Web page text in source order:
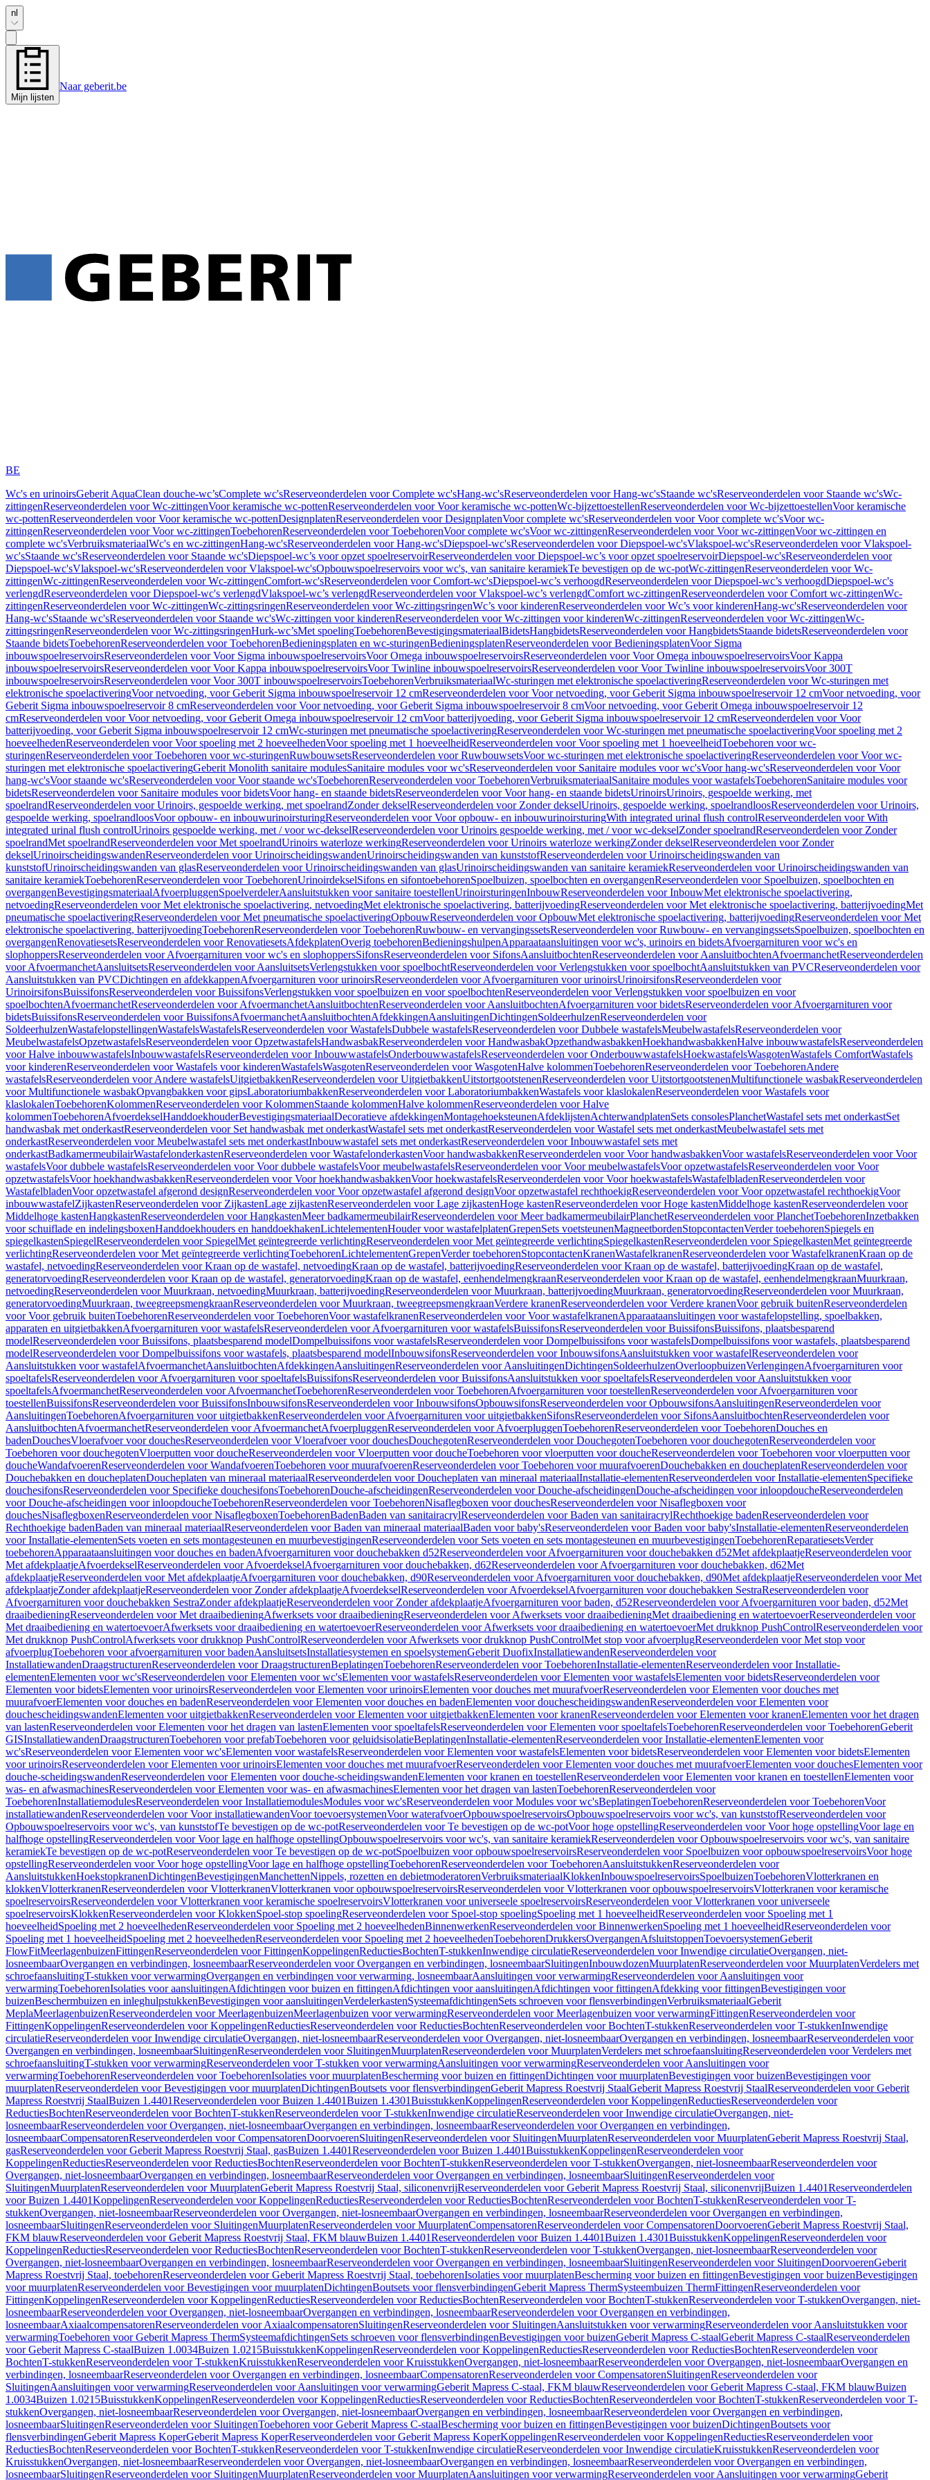
nl
Mijn lijsten
Naar geberit.be
BE
Wc's en urinoirsGeberit AquaClean douche-wc’sComplete wc'sReserveonderdelen voor Complete wc'sHang-wc'sReserveonderdelen voor Hang-wc'sStaande wc'sReserveonderdelen voor Staande wc'sWc-
zittingenReserveonderdelen voor Wc-zittingenVoor keramische wc-pottenReserveonderdelen voor Voor keramische wc-pottenWc-bijzettoestellenReserveonderdelen voor Wc-bijzettoestellenVoor keramische
wc-pottenReserveonderdelen voor Voor keramische wc-pottenDesignplatenReserveonderdelen voor DesignplatenVoor complete wc'sReserveonderdelen voor Voor complete wc'sVoor wc-
zittingenReserveonderdelen voor Voor wc-zittingenToebehorenReserveonderdelen voor ToebehorenVoor complete wc'sVoor wc-zittingenReserveonderdelen voor Voor wc-zittingenVoor wc-zittingen en
complete wc'sVerbruiksmateriaalWc's en wc-zittingenHang-wc'sReserveonderdelen voor Hang-wc'sDiepspoel-wc'sReserveonderdelen voor Diepspoel-wc'sVlakspoel-wc'sReserveonderdelen voor Vlakspoel-
wc'sStaande wc'sReserveonderdelen voor Staande wc'sDiepspoel-wc’s voor opzet spoelreservoirReserveonderdelen voor Diepspoel-wc’s voor opzet spoelreservoirDiepspoel-wc'sReserveonderdelen voor
Diepspoel-wc'sVlakspoel-wc'sReserveonderdelen voor Vlakspoel-wc'sOpbouwspoelreservoirs voor wc's, van sanitaire keramiekTe bevestigen op de wc-potWc-zittingenReserveonderdelen voor Wc-
zittingenWc-zittingenReserveonderdelen voor Wc-zittingenComfort-wc'sReserveonderdelen voor Comfort-wc'sDiepspoel-wc’s verhoogdReserveonderdelen voor Diepspoel-wc’s verhoogdDiepspoel-wc's
verlengdReserveonderdelen voor Diepspoel-wc's verlengdVlakspoel-wc’s verlengdReserveonderdelen voor Vlakspoel-wc’s verlengdComfort wc-zittingenReserveonderdelen voor Comfort wc-zittingenWc-
zittingenReserveonderdelen voor Wc-zittingenWc-zittingsringenReserveonderdelen voor Wc-zittingsringenWc’s voor kinderenReserveonderdelen voor Wc’s voor kinderenHang-wc'sReserveonderdelen voor
Hang-wc'sStaande wc'sReserveonderdelen voor Staande wc'sWc-zittingen voor kinderenReserveonderdelen voor Wc-zittingen voor kinderenWc-zittingenReserveonderdelen voor Wc-zittingenWc-
zittingsringenReserveonderdelen voor Wc-zittingsringenHurk-wc’sMet spoelingToebehorenBevestigingsmateriaalBidetsHangbidetsReserveonderdelen voor HangbidetsStaande bidetsReserveonderdelen voor
Staande bidetsToebehorenReserveonderdelen voor ToebehorenBedieningsplaten en wc-sturingenBedieningsplatenReserveonderdelen voor BedieningsplatenVoor Sigma
inbouwspoelreservoirsReserveonderdelen voor Voor Sigma inbouwspoelreservoirsVoor Omega inbouwspoelreservoirsReserveonderdelen voor Voor Omega inbouwspoelreservoirsVoor Kappa
inbouwspoelreservoirsReserveonderdelen voor Voor Kappa inbouwspoelreservoirsVoor Twinline inbouwspoelreservoirsReserveonderdelen voor Voor Twinline inbouwspoelreservoirsVoor 300T
inbouwspoelreservoirsReserveonderdelen voor Voor 300T inbouwspoelreservoirsToebehorenVerbruiksmateriaalWc-sturingen met elektronische spoelactiveringReserveonderdelen voor Wc-sturingen met
elektronische spoelactiveringVoor netvoeding, voor Geberit Sigma inbouwspoelreservoir 12 cmReserveonderdelen voor Voor netvoeding, voor Geberit Sigma inbouwspoelreservoir 12 cmVoor netvoeding, voor
Geberit Sigma inbouwspoelreservoir 8 cmReserveonderdelen voor Voor netvoeding, voor Geberit Sigma inbouwspoelreservoir 8 cmVoor netvoeding, voor Geberit Omega inbouwspoelreservoir 12
cmReserveonderdelen voor Voor netvoeding, voor Geberit Omega inbouwspoelreservoir 12 cmVoor batterijvoeding, voor Geberit Sigma inbouwspoelreservoir 12 cmReserveonderdelen voor Voor
batterijvoeding, voor Geberit Sigma inbouwspoelreservoir 12 cmWc-sturingen met pneumatische spoelactiveringReserveonderdelen voor Wc-sturingen met pneumatische spoelactiveringVoor spoeling met 2
hoeveelhedenReserveonderdelen voor Voor spoeling met 2 hoeveelhedenVoor spoeling met 1 hoeveelheidReserveonderdelen voor Voor spoeling met 1 hoeveelheidToebehoren voor wc-
sturingenReserveonderdelen voor Toebehoren voor wc-sturingenRuwbouwsetsReserveonderdelen voor RuwbouwsetsVoor wc-sturingen met elektronische spoelactiveringReserveonderdelen voor Voor wc-
sturingen met elektronische spoelactiveringGeberit Monolith sanitaire modulesSanitaire modules voor wc'sReserveonderdelen voor Sanitaire modules voor wc'sVoor hang-wc'sReserveonderdelen voor Voor
hang-wc'sVoor staande wc'sReserveonderdelen voor Voor staande wc'sToebehorenReserveonderdelen voor ToebehorenVerbruiksmateriaalSanitaire modules voor wastafelsToebehorenSanitaire modules voor
bidetsReserveonderdelen voor Sanitaire modules voor bidetsVoor hang- en staande bidetsReserveonderdelen voor Voor hang- en staande bidetsUrinoirsUrinoirs, gespoelde werking, met
spoelrandReserveonderdelen voor Urinoirs, gespoelde werking, met spoelrandZonder dekselReserveonderdelen voor Zonder dekselUrinoirs, gespoelde werking, spoelrandloosReserveonderdelen voor Urinoirs,
gespoelde werking, spoelrandloosVoor opbouw- en inbouwurinoirsturingReserveonderdelen voor Voor opbouw- en inbouwurinoirsturingWith integrated urinal flush controlReserveonderdelen voor With
integrated urinal flush controlUrinoirs gespoelde werking, met / voor wc-dekselReserveonderdelen voor Urinoirs gespoelde werking, met / voor wc-dekselZonder spoelrandReserveonderdelen voor Zonder
spoelrandMet spoelrandReserveonderdelen voor Met spoelrandUrinoirs waterloze werkingReserveonderdelen voor Urinoirs waterloze werkingZonder dekselReserveonderdelen voor Zonder
dekselUrinoirscheidingswandenReserveonderdelen voor UrinoirscheidingswandenUrinoirscheidingswanden van kunststofReserveonderdelen voor Urinoirscheidingswanden van
kunststofUrinoirscheidingswanden van glasReserveonderdelen voor Urinoirscheidingswanden van glasUrinoirscheidingswanden van sanitaire keramiekReserveonderdelen voor Urinoirscheidingswanden van
sanitaire keramiekToebehorenReserveonderdelen voor ToebehorenUrinoirdekselSifons en sifontoebehorenSpoelbuizen, spoelbochten en overgangenReserveonderdelen voor Spoelbuizen, spoelbochten en
overgangenBevestigingsmateriaalAfvoerpluggenSpoelverdelerAansluitstukken voor sanitaire toestellenUrinoirsturingenInbouwReserveonderdelen voor InbouwMet elektronische spoelactivering,
netvoedingReserveonderdelen voor Met elektronische spoelactivering, netvoedingMet elektronische spoelactivering, batterijvoedingReserveonderdelen voor Met elektronische spoelactivering, batterijvoedingMet
pneumatische spoelactiveringReserveonderdelen voor Met pneumatische spoelactiveringOpbouwReserveonderdelen voor OpbouwMet elektronische spoelactivering, batterijvoedingReserveonderdelen voor Met
elektronische spoelactivering, batterijvoedingToebehorenReserveonderdelen voor ToebehorenRuwbouw- en vervangingssetsReserveonderdelen voor Ruwbouw- en vervangingssetsSpoelbuizen, spoelbochten en
overgangenRenovatiesetsReserveonderdelen voor RenovatiesetsAfdekplatenOverig toebehorenBedieningshulpenApparaataansluitingen voor wc's, urinoirs en bidetsAfvoergarnituren voor wc's en
slophoppersReserveonderdelen voor Afvoergarnituren voor wc's en slophoppersSifonsReserveonderdelen voor SifonsAansluitbochtenReserveonderdelen voor AansluitbochtenAfvoermanchetReserveonderdelen
voor AfvoermanchetAansluitsetsReserveonderdelen voor AansluitsetsVerlengstukken voor spoelbochtReserveonderdelen voor Verlengstukken voor spoelbochtAansluitstukken van PVCReserveonderdelen voor
Aansluitstukken van PVCDichtingen en afdekkappenAfvoergarnituren voor urinoirsReserveonderdelen voor Afvoergarnituren voor urinoirsUrinoirsifonsReserveonderdelen voor
UrinoirsifonsBuissifonsReserveonderdelen voor BuissifonsVerlengstukken voor spoelbuizen en voor spoelbochtenReserveonderdelen voor Verlengstukken voor spoelbuizen en voor
spoelbochtenAfvoermanchetReserveonderdelen voor AfvoermanchetAansluitbochtenReserveonderdelen voor AansluitbochtenAfvoergarnituren voor bidetsReserveonderdelen voor Afvoergarnituren voor
bidetsBuissifonsReserveonderdelen voor BuissifonsAfvoermanchetAansluitbochtenAfdekkingenAansluitingenDichtingenSoldeerhulzenReserveonderdelen voor
SoldeerhulzenWastafelopstellingenWastafelsWastafelsReserveonderdelen voor WastafelsDubbele wastafelsReserveonderdelen voor Dubbele wastafelsMeubelwastafelsReserveonderdelen voor
MeubelwastafelsOpzetwastafelsReserveonderdelen voor OpzetwastafelsHandwasbakReserveonderdelen voor HandwasbakOpzethandwasbakkenHoekhandwasbakkenHalve inbouwwastafelsReserveonderdelen
voor Halve inbouwwastafelsInbouwwastafelsReserveonderdelen voor InbouwwastafelsOnderbouwwastafelsReserveonderdelen voor OnderbouwwastafelsHoekwastafelsWasgotenWastafels ComfortWastafels
voor kinderenReserveonderdelen voor Wastafels voor kinderenWastafelsWasgotenReserveonderdelen voor WasgotenHalve kolommenToebehorenReserveonderdelen voor ToebehorenAndere
wastafelsReserveonderdelen voor Andere wastafelsUitgietbakkenReserveonderdelen voor UitgietbakkenUitstortgootstenenReserveonderdelen voor UitstortgootstenenMultifunctionele wasbakReserveonderdelen
voor Multifunctionele wasbakOpvangbakken voor gipsLaboratoriumbakkenReserveonderdelen voor LaboratoriumbakkenWastafels voor klaslokalenReserveonderdelen voor Wastafels voor
klaslokalenToebehorenKolommenReserveonderdelen voor KolommenStaande kolommenHalve kolommenReserveonderdelen voor Halve
kolommenToebehorenAfvoerdekselHanddoekhouderBevestigingsmateriaalDecoratieve afdekkingenMontagehoeksteunenAfdeklijstenAchterwandplatenSets consolesPlanchetWastafel sets met onderkastSet
handwasbak met onderkastReserveonderdelen voor Set handwasbak met onderkastWastafel sets met onderkastReserveonderdelen voor Wastafel sets met onderkastMeubelwastafel sets met
onderkastReserveonderdelen voor Meubelwastafel sets met onderkastInbouwwastafel sets met onderkastReserveonderdelen voor Inbouwwastafel sets met
onderkastBadkamermeubilairWastafelonderkastenReserveonderdelen voor WastafelonderkastenVoor handwasbakkenReserveonderdelen voor Voor handwasbakkenVoor wastafelsReserveonderdelen voor Voor
wastafelsVoor dubbele wastafelsReserveonderdelen voor Voor dubbele wastafelsVoor meubelwastafelsReserveonderdelen voor Voor meubelwastafelsVoor opzetwastafelsReserveonderdelen voor Voor
opzetwastafelsVoor hoekhandwasbakkenReserveonderdelen voor Voor hoekhandwasbakkenVoor hoekwastafelsReserveonderdelen voor Voor hoekwastafelsWastafelbladenReserveonderdelen voor
WastafelbladenVoor opzetwastafel afgerond designReserveonderdelen voor Voor opzetwastafel afgerond designVoor opzetwastafel rechthoekigReserveonderdelen voor Voor opzetwastafel rechthoekigVoor
inbouwwastafelZijkastenReserveonderdelen voor ZijkastenLage zijkastenReserveonderdelen voor Lage zijkastenHoge kastenReserveonderdelen voor Hoge kastenMiddelhoge kastenReserveonderdelen voor
Middelhoge kastenHangkastenReserveonderdelen voor HangkastenMeer badkamermeubilairReserveonderdelen voor Meer badkamermeubilairPlanchetReserveonderdelen voor PlanchetToebehorenInzetbakken
voor schuiflade en indelingsboxenHanddoekhouders en handdoekhakenLichtelementenHouder voor wastafelplatenGrepenSets voetsteunenMagneetbordenStopcontactenVerder toebehorenSpiegels en
spiegelkastenSpiegelReserveonderdelen voor SpiegelMet geïntegreerde verlichtingReserveonderdelen voor Met geïntegreerde verlichtingSpiegelkastenReserveonderdelen voor SpiegelkastenMet geïntegreerde
verlichtingReserveonderdelen voor Met geïntegreerde verlichtingToebehorenLichtelementenGrepenVerder toebehorenStopcontactenKranenWastafelkranenReserveonderdelen voor WastafelkranenKraan op de
wastafel, netvoedingReserveonderdelen voor Kraan op de wastafel, netvoedingKraan op de wastafel, batterijvoedingReserveonderdelen voor Kraan op de wastafel, batterijvoedingKraan op de wastafel,
generatorvoedingReserveonderdelen voor Kraan op de wastafel, generatorvoedingKraan op de wastafel, eenhendelmengkraanReserveonderdelen voor Kraan op de wastafel, eenhendelmengkraanMuurkraan,
netvoedingReserveonderdelen voor Muurkraan, netvoedingMuurkraan, batterijvoedingReserveonderdelen voor Muurkraan, batterijvoedingMuurkraan, generatorvoedingReserveonderdelen voor Muurkraan,
generatorvoedingMuurkraan, tweegreepsmengkraanReserveonderdelen voor Muurkraan, tweegreepsmengkraanVerdere kranenReserveonderdelen voor Verdere kranenVoor gebruik buitenReserveonderdelen
voor Voor gebruik buitenToebehorenReserveonderdelen voor ToebehorenVoor wastafelkranenReserveonderdelen voor Voor wastafelkranenApparaataansluitingen voor wastafelopstelling, spoelbakken,
apparaten en uitgietbakkenAfvoergarnituren voor wastafelsReserveonderdelen voor Afvoergarnituren voor wastafelsBuissifonsReserveonderdelen voor BuissifonsBuissifons, plaatsbesparend
modelReserveonderdelen voor Buissifons, plaatsbesparend modelDompelbuissifons voor wastafelsReserveonderdelen voor Dompelbuissifons voor wastafelsDompelbuissifons voor wastafels, plaatsbesparend
modelReserveonderdelen voor Dompelbuissifons voor wastafels, plaatsbesparend modelInbouwsifonsReserveonderdelen voor InbouwsifonsAansluitstukken voor wastafelReserveonderdelen voor
Aansluitstukken voor wastafelAfvoermanchetAansluitbochtenAfdekkingenAansluitingenReserveonderdelen voor AansluitingenDichtingenSoldeerhulzenOverloopbuizenVerlengingenAfvoergarnituren voor
spoeltafelsReserveonderdelen voor Afvoergarnituren voor spoeltafelsBuissifonsReserveonderdelen voor BuissifonsAansluitstukken voor spoeltafelsReserveonderdelen voor Aansluitstukken voor
spoeltafelsAfvoermanchetReserveonderdelen voor AfvoermanchetToebehorenReserveonderdelen voor ToebehorenAfvoergarnituren voor toestellenReserveonderdelen voor Afvoergarnituren voor
toestellenBuissifonsReserveonderdelen voor BuissifonsInbouwsifonsReserveonderdelen voor InbouwsifonsOpbouwsifonsReserveonderdelen voor OpbouwsifonsAansluitingenReserveonderdelen voor
AansluitingenToebehorenAfvoergarnituren voor uitgietbakkenReserveonderdelen voor Afvoergarnituren voor uitgietbakkenSifonsReserveonderdelen voor SifonsAansluitbochtenReserveonderdelen voor
AansluitbochtenAfvoermanchetReserveonderdelen voor AfvoermanchetAfvoerpluggenReserveonderdelen voor AfvoerpluggenToebehorenReserveonderdelen voor ToebehorenDouches en
badenDouchesVloerafvoer voor douchesReserveonderdelen voor Vloerafvoer voor douchesDouchegotenReserveonderdelen voor DouchegotenToebehoren voor douchegotenReserveonderdelen voor
Toebehoren voor douchegotenVloerputten voor doucheReserveonderdelen voor Vloerputten voor doucheToebehoren voor vloerputten voor doucheReserveonderdelen voor Toebehoren voor vloerputten voor
doucheWandafvoerenReserveonderdelen voor WandafvoerenToebehoren voor muurafvoerenReserveonderdelen voor Toebehoren voor muurafvoerenDouchebakken en doucheplatenReserveonderdelen voor
Douchebakken en doucheplatenDoucheplaten van mineraal materiaalReserveonderdelen voor Doucheplaten van mineraal materiaalInstallatie-elementenReserveonderdelen voor Installatie-elementenSpecifieke
douchesifonsReserveonderdelen voor Specifieke douchesifonsToebehorenDouche-afscheidingenReserveonderdelen voor Douche-afscheidingenDouche-afscheidingen voor inloopdoucheReserveonderdelen
voor Douche-afscheidingen voor inloopdoucheToebehorenReserveonderdelen voor ToebehorenNisaflegboxen voor douchesReserveonderdelen voor Nisaflegboxen voor
douchesNisaflegboxenReserveonderdelen voor NisaflegboxenToebehorenBadenBaden van sanitairacrylReserveonderdelen voor Baden van sanitairacrylRechthoekige badenReserveonderdelen voor
Rechthoekige badenBaden van mineraal materiaalReserveonderdelen voor Baden van mineraal materiaalBaden voor baby'sReserveonderdelen voor Baden voor baby'sInstallatie-elementenReserveonderdelen
voor Installatie-elementenSets voeten en sets montagesteunen en muurbevestigingenReserveonderdelen voor Sets voeten en sets montagesteunen en muurbevestigingenToebehorenReparatiesetsVerder
toebehorenApparaataansluitingen voor douches en badenAfvoergarnituren voor douchebakken d52Reserveonderdelen voor Afvoergarnituren voor douchebakken d52Met afdekplaatjeReserveonderdelen voor
Met afdekplaatjeAfvoerdekselReserveonderdelen voor AfvoerdekselAfvoergarnituren voor douchebakken, d62Reserveonderdelen voor Afvoergarnituren voor douchebakken, d62Met
afdekplaatjeReserveonderdelen voor Met afdekplaatjeAfvoergarnituren voor douchebakken, d90Reserveonderdelen voor Afvoergarnituren voor douchebakken, d90Met afdekplaatjeReserveonderdelen voor Met
afdekplaatjeZonder afdekplaatjeReserveonderdelen voor Zonder afdekplaatjeAfvoerdekselReserveonderdelen voor AfvoerdekselAfvoergarnituren voor douchebakken SestraReserveonderdelen voor
Afvoergarnituren voor douchebakken SestraZonder afdekplaatjeReserveonderdelen voor Zonder afdekplaatjeAfvoergarnituren voor baden, d52Reserveonderdelen voor Afvoergarnituren voor baden, d52Met
draaibedieningReserveonderdelen voor Met draaibedieningAfwerksets voor draaibedieningReserveonderdelen voor Afwerksets voor draaibedieningMet draaibediening en watertoevoerReserveonderdelen voor
Met draaibediening en watertoevoerAfwerksets voor draaibediening en watertoevoerReserveonderdelen voor Afwerksets voor draaibediening en watertoevoerMet drukknop PushControlReserveonderdelen voor
Met drukknop PushControlAfwerksets voor drukknop PushControlReserveonderdelen voor Afwerksets voor drukknop PushControlMet stop voor afvoerplugReserveonderdelen voor Met stop voor
afvoerplugToebehoren voor afvoergarnituren voor badenAansluitsetsInstallatiesystemen en spoelsystemenGeberit DuofixInstallatiewandenReserveonderdelen voor
InstallatiewandenDraagstructurenReserveonderdelen voor DraagstructurenBeplatingenToebehorenReserveonderdelen voor ToebehorenInstallatie-elementenReserveonderdelen voor Installatie-
elementenElementen voor wc'sReserveonderdelen voor Elementen voor wc'sElementen voor wastafelsReserveonderdelen voor Elementen voor wastafelsElementen voor bidetsReserveonderdelen voor
Elementen voor bidetsElementen voor urinoirsReserveonderdelen voor Elementen voor urinoirsElementen voor douches met muurafvoerReserveonderdelen voor Elementen voor douches met
muurafvoerElementen voor douches en badenReserveonderdelen voor Elementen voor douches en badenElementen voor douchescheidingswandenReserveonderdelen voor Elementen voor
douchescheidingswandenElementen voor uitgietbakkenReserveonderdelen voor Elementen voor uitgietbakkenElementen voor kranenReserveonderdelen voor Elementen voor kranenElementen voor het dragen
van lastenReserveonderdelen voor Elementen voor het dragen van lastenElementen voor spoeltafelsReserveonderdelen voor Elementen voor spoeltafelsToebehorenReserveonderdelen voor ToebehorenGeberit
GISInstallatiewandenDraagstructurenToebehoren voor prefabToebehoren voor geluidsisolatieBeplatingenInstallatie-elementenReserveonderdelen voor Installatie-elementenElementen voor
wc'sReserveonderdelen voor Elementen voor wc'sElementen voor wastafelsReserveonderdelen voor Elementen voor wastafelsElementen voor bidetsReserveonderdelen voor Elementen voor bidetsElementen
voor urinoirsReserveonderdelen voor Elementen voor urinoirsElementen voor douches met muurafvoerReserveonderdelen voor Elementen voor douches met muurafvoerElementen voor douchesElementen voor
douche-scheidingswandenReserveonderdelen voor Elementen voor douche-scheidingswandenElementen voor kranen en toestellenReserveonderdelen voor Elementen voor kranen en toestellenElementen voor
was- en afwasmachinesReserveonderdelen voor Elementen voor was- en afwasmachinesElementen voor het dragen van lastenToebehorenReserveonderdelen voor
ToebehorenInstallatiemodulesReserveonderdelen voor InstallatiemodulesModules voor wc'sReserveonderdelen voor Modules voor wc'sBeplatingenToebehorenReserveonderdelen voor ToebehorenVoor
installatiewandenReserveonderdelen voor Voor installatiewandenVoor toevoersystemenVoor waterafvoerOpbouwspoelreservoirsOpbouwspoelreservoirs voor wc's, van kunststofReserveonderdelen voor
Opbouwspoelreservoirs voor wc's, van kunststofTe bevestigen op de wc-potReserveonderdelen voor Te bevestigen op de wc-potVoor hoge opstellingReserveonderdelen voor Voor hoge opstellingVoor lage en
halfhoge opstellingReserveonderdelen voor Voor lage en halfhoge opstellingOpbouwspoelreservoirs voor wc's, van sanitaire keramiekReserveonderdelen voor Opbouwspoelreservoirs voor wc's, van sanitaire
keramiekTe bevestigen op de wc-potReserveonderdelen voor Te bevestigen op de wc-potSpoelbuizen voor opbouwspoelreservoirsReserveonderdelen voor Spoelbuizen voor opbouwspoelreservoirsVoor hoge
opstellingReserveonderdelen voor Voor hoge opstellingVoor lage en halfhoge opstellingToebehorenReserveonderdelen voor ToebehorenAansluitstukkenReserveonderdelen voor
AansluitstukkenHoekstopkranenDichtingenBevestigingenManchettenNippels, rozetten en debietmoderatorenVerbruiksmateriaalKlokkenInbouwspoelreservoirsSpoelbuizenToebehorenVlotterkranen en
klokkenVlotterkranenReserveonderdelen voor VlotterkranenVlotterkranen voor opbouwspoelreservoirsReserveonderdelen voor Vlotterkranen voor opbouwspoelreservoirsVlotterkranen voor keramische
spoelreservoirsReserveonderdelen voor Vlotterkranen voor keramische spoelreservoirsVlotterkranen voor universeele spoelreservoirsReserveonderdelen voor Vlotterkranen voor universeele
spoelreservoirsKlokkenReserveonderdelen voor KlokkenSpoel-stop spoelingReserveonderdelen voor Spoel-stop spoelingSpoeling met 1 hoeveelheidReserveonderdelen voor Spoeling met 1
hoeveelheidSpoeling met 2 hoeveelhedenReserveonderdelen voor Spoeling met 2 hoeveelhedenBinnenwerkenReserveonderdelen voor BinnenwerkenSpoeling met 1 hoeveelheidReserveonderdelen voor
Spoeling met 1 hoeveelheidSpoeling met 2 hoeveelhedenReserveonderdelen voor Spoeling met 2 hoeveelhedenToebehorenDrukkersOvergangenAfsluitstoppenToevoersystemenGeberit
FlowFitMeerlagenbuizenFittingenReserveonderdelen voor FittingenKoppelingenReductiesBochtenT-stukkenInwendige circulatieReserveonderdelen voor Inwendige circulatieOvergangen, niet-
losneembaarOvergangen en verbindingen, losneembaarReserveonderdelen voor Overgangen en verbindingen, losneembaarSluitingenInbouwdozenMuurplatenReserveonderdelen voor MuurplatenVerdelers met
schroefaansluitingT-stukken voor verwarmingOvergangen en verbindingen voor verwarming, losneembaarAansluitingen voor verwarmingReserveonderdelen voor Aansluitingen voor
verwarmingToebehorenIsolaties voor aansluitingenAfdichtingen voor buizen en fittingenAfdichtingen voor aansluitingenAfdichtingen voor fittingenAfdekking voor fittingenBevestigingen voor
buizenBeschermbuizen en inleghulpstukkenBevestigingen voor aansluitingenVerdelerkastenSysteemafdichtingenSets schroeven voor flensverbindingenVerbruiksmateriaalGeberit
MeplaMeerlagenbuizenReserveonderdelen voor MeerlagenbuizenMeerlagenbuizen voor verwarmingReserveonderdelen voor Meerlagenbuizen voor verwarmingFittingenReserveonderdelen voor
FittingenKoppelingenReserveonderdelen voor KoppelingenReductiesReserveonderdelen voor ReductiesBochtenReserveonderdelen voor BochtenT-stukkenReserveonderdelen voor T-stukkenInwendige
circulatieReserveonderdelen voor Inwendige circulatieOvergangen, niet-losneembaarReserveonderdelen voor Overgangen, niet-losneembaarOvergangen en verbindingen, losneembaarReserveonderdelen voor
Overgangen en verbindingen, losneembaarSluitingenReserveonderdelen voor SluitingenMuurplatenReserveonderdelen voor MuurplatenVerdelers met schroefaansluitingReserveonderdelen voor Verdelers met
schroefaansluitingT-stukken voor verwarmingReserveonderdelen voor T-stukken voor verwarmingAansluitingen voor verwarmingReserveonderdelen voor Aansluitingen voor
verwarmingToebehorenReserveonderdelen voor ToebehorenIsolaties voor muurplatenBescherming voor buizen en fittingenDichtingen voor muurplatenBevestigingen voor buizenBevestigingen voor
muurplatenReserveonderdelen voor Bevestigingen voor muurplatenDichtingenBoutsets voor flensverbindingenGeberit Mapress Roestvrij StaalGeberit Mapress Roestvrij StaalReserveonderdelen voor Geberit
Mapress Roestvrij StaalBuizen 1.4401Reserveonderdelen voor Buizen 1.4401Buizen 1.4301BuisstukkenKoppelingenReserveonderdelen voor KoppelingenReductiesReserveonderdelen voor
ReductiesBochtenReserveonderdelen voor BochtenT-stukkenReserveonderdelen voor T-stukkenInwendige circulatieReserveonderdelen voor Inwendige circulatieOvergangen, niet-
losneembaarReserveonderdelen voor Overgangen, niet-losneembaarOvergangen en verbindingen, losneembaarReserveonderdelen voor Overgangen en verbindingen,
losneembaarCompensatorenReserveonderdelen voor CompensatorenDoorvoerenSluitingenReserveonderdelen voor SluitingenMuurplatenReserveonderdelen voor MuurplatenGeberit Mapress Roestvrij Staal,
gasReserveonderdelen voor Geberit Mapress Roestvrij Staal, gasBuizen 1.4401Reserveonderdelen voor Buizen 1.4401BuisstukkenKoppelingenReserveonderdelen voor
KoppelingenReductiesReserveonderdelen voor ReductiesBochtenReserveonderdelen voor BochtenT-stukkenReserveonderdelen voor T-stukkenOvergangen, niet-losneembaarReserveonderdelen voor
Overgangen, niet-losneembaarOvergangen en verbindingen, losneembaarReserveonderdelen voor Overgangen en verbindingen, losneembaarSluitingenReserveonderdelen voor
SluitingenMuurplatenReserveonderdelen voor MuurplatenGeberit Mapress Roestvrij Staal, siliconenvrijReserveonderdelen voor Geberit Mapress Roestvrij Staal, siliconenvrijBuizen 1.4401Reserveonderdelen
voor Buizen 1.4401KoppelingenReserveonderdelen voor KoppelingenReductiesReserveonderdelen voor ReductiesBochtenReserveonderdelen voor BochtenT-stukkenReserveonderdelen voor T-
stukkenOvergangen, niet-losneembaarReserveonderdelen voor Overgangen, niet-losneembaarOvergangen en verbindingen, losneembaarReserveonderdelen voor Overgangen en verbindingen,
losneembaarSluitingenReserveonderdelen voor SluitingenMuurplatenReserveonderdelen voor MuurplatenCompensatorenReserveonderdelen voor CompensatorenDoorvoerenGeberit Mapress Roestvrij Staal,
FKM blauwReserveonderdelen voor Geberit Mapress Roestvrij Staal, FKM blauwBuizen 1.4401Reserveonderdelen voor Buizen 1.4401Buizen 1.4301BuisstukkenKoppelingenReserveonderdelen voor
KoppelingenReductiesReserveonderdelen voor ReductiesBochtenReserveonderdelen voor BochtenT-stukkenReserveonderdelen voor T-stukkenOvergangen, niet-losneembaarReserveonderdelen voor
Overgangen, niet-losneembaarOvergangen en verbindingen, losneembaarReserveonderdelen voor Overgangen en verbindingen, losneembaarSluitingenReserveonderdelen voor SluitingenDoorvoerenGeberit
Mapress Roestvrij Staal, toebehorenReserveonderdelen voor Geberit Mapress Roestvrij Staal, toebehorenIsolaties voor muurplatenBescherming voor buizen en fittingenBevestigingen voor buizenBevestigingen
voor muurplatenReserveonderdelen voor Bevestigingen voor muurplatenDichtingenBoutsets voor flensverbindingenGeberit Mapress ThermSysteembuizen ThermFittingenReserveonderdelen voor
FittingenKoppelingenReserveonderdelen voor KoppelingenReductiesReserveonderdelen voor ReductiesBochtenReserveonderdelen voor BochtenT-stukkenReserveonderdelen voor T-stukkenOvergangen, niet-
losneembaarReserveonderdelen voor Overgangen, niet-losneembaarOvergangen en verbindingen, losneembaarReserveonderdelen voor Overgangen en verbindingen,
losneembaarAxiaalcompensatorenReserveonderdelen voor AxiaalcompensatorenSluitingenReserveonderdelen voor SluitingenAansluitstukken voor verwarmingReserveonderdelen voor Aansluitstukken voor
verwarmingToebehoren voor Geberit Mapress ThermSysteemafdichtingenSets schroeven voor flensverbindingenBevestigingen voor buizenGeberit Mapress C-staalGeberit Mapress C-staalReserveonderdelen
voor Geberit Mapress C-staalBuizen 1.0034Buizen 1.0215BuisstukkenKoppelingenReserveonderdelen voor KoppelingenReductiesReserveonderdelen voor ReductiesBochtenReserveonderdelen voor
BochtenT-stukkenReserveonderdelen voor T-stukkenKruisstukkenReserveonderdelen voor KruisstukkenOvergangen, niet-losneembaarReserveonderdelen voor Overgangen, niet-losneembaarOvergangen en
verbindingen, losneembaarReserveonderdelen voor Overgangen en verbindingen, losneembaarCompensatorenReserveonderdelen voor CompensatorenSluitingenReserveonderdelen voor
SluitingenAansluitingen voor verwarmingReserveonderdelen voor Aansluitingen voor verwarmingGeberit Mapress C-staal, FKM blauwReserveonderdelen voor Geberit Mapress C-staal, FKM blauwBuizen
1.0034Buizen 1.0215BuisstukkenKoppelingenReserveonderdelen voor KoppelingenReductiesReserveonderdelen voor ReductiesBochtenReserveonderdelen voor BochtenT-stukkenReserveonderdelen voor T-
stukkenOvergangen, niet-losneembaarReserveonderdelen voor Overgangen, niet-losneembaarOvergangen en verbindingen, losneembaarReserveonderdelen voor Overgangen en verbindingen,
losneembaarSluitingenReserveonderdelen voor SluitingenToebehoren voor Geberit Mapress C-staalBescherming voor buizen en fittingenBevestigingen voor buizenDichtingenBoutsets voor
flensverbindingenGeberit Mapress KoperGeberit Mapress KoperReserveonderdelen voor Geberit Mapress KoperKoppelingenReserveonderdelen voor KoppelingenReductiesReserveonderdelen voor
ReductiesBochtenReserveonderdelen voor BochtenT-stukkenReserveonderdelen voor T-stukkenInwendige circulatieReserveonderdelen voor Inwendige circulatieKruisstukkenReserveonderdelen voor
KruisstukkenOvergangen, niet-losneembaarReserveonderdelen voor Overgangen, niet-losneembaarOvergangen en verbindingen, losneembaarReserveonderdelen voor Overgangen en verbindingen,
losneembaarSluitingenReserveonderdelen voor SluitingenMuurplatenReserveonderdelen voor MuurplatenAansluitingen voor verwarmingReserveonderdelen voor Aansluitingen voor verwarmingGeberit